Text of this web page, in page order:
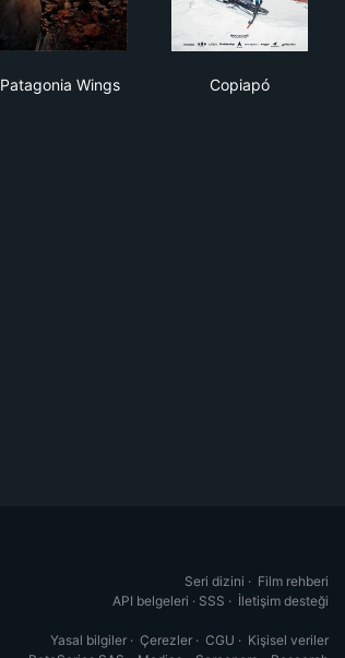
Patagonia Wings
Copiapó
Seri dizini · Film rehberi
API belgeleri · SSS · İletişim desteği
Yasal bilgiler · Çerezler · CGU · Kişisel veriler